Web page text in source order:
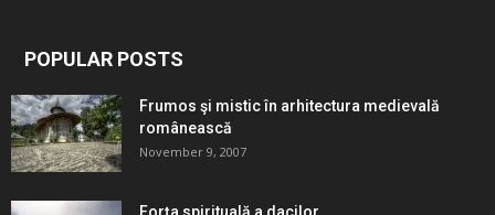
POPULAR POSTS
Frumos şi mistic în arhitectura medievală
românească
November 9, 2007